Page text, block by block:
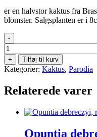
er en halvstor kaktus fra
blomster. Salgsplanten er i
-
Parodia
warasii
antal
+ Tilføj til kurv
Kategorier: Kaktus, Parodia
Relaterede varer
Opuntia